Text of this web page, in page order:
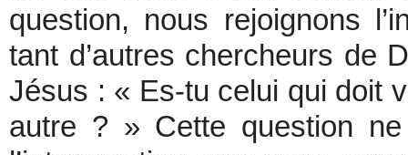
question, nous rejoignons
tant d’autres chercheurs de
Jésus : « Es-tu celui qui doit
autre ? » Cette question